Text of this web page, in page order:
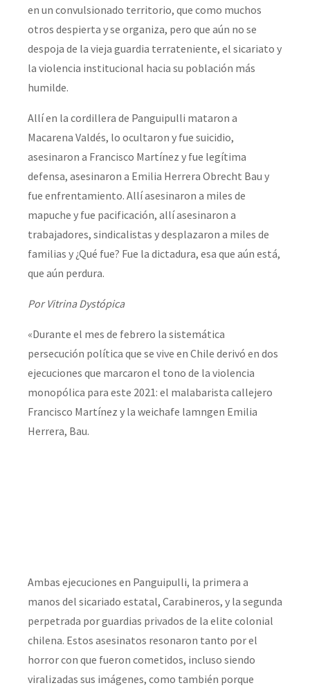
en un convulsionado territorio, que como muchos
otros despierta y se organiza, pero que aún no se
despoja de la vieja guardia terrateniente, el sicariato y
la violencia institucional hacia su población más
humilde.
Allí en la cordillera de Panguipulli mataron a
Macarena Valdés, lo ocultaron y fue suicidio,
asesinaron a Francisco Martínez y fue legítima
defensa, asesinaron a Emilia Herrera Obrecht Bau y
fue enfrentamiento. Allí asesinaron a miles de
mapuche y fue pacificación, allí asesinaron a
trabajadores, sindicalistas y desplazaron a miles de
familias y ¿Qué fue? Fue la dictadura, esa que aún está,
que aún perdura.
Por Vitrina Dystópica
«Durante el mes de febrero la sistemática
persecución política que se vive en Chile derivó en dos
ejecuciones que marcaron el tono de la violencia
monopólica para este 2021: el malabarista callejero
Francisco Martínez y la weichafe lamngen Emilia
Herrera, Bau.
Ambas ejecuciones en Panguipulli, la primera a
manos del sicariado estatal, Carabineros, y la segunda
perpetrada por guardias privados de la elite colonial
chilena. Estos asesinatos resonaron tanto por el
horror con que fueron cometidos, incluso siendo
viralizadas sus imágenes, como también porque